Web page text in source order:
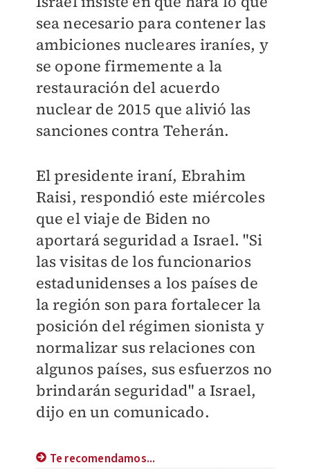
sea necesario para contener las
ambiciones nucleares iraníes, y
se opone firmemente a la
restauración del acuerdo
nuclear de 2015 que alivió las
sanciones contra Teherán.
El presidente iraní, Ebrahim
Raisi, respondió este miércoles
que el viaje de Biden no
aportará seguridad a Israel. "Si
las visitas de los funcionarios
estadunidenses a los países de
la región son para fortalecer la
posición del régimen sionista y
normalizar sus relaciones con
algunos países, sus esfuerzos no
brindarán seguridad" a Israel,
dijo en un comunicado.
Te recomendamos...